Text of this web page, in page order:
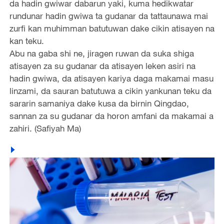
da hadin gwiwar dabarun yaki, kuma hedikwatar
rundunar hadin gwiwa ta gudanar da tattaunawa mai
zurfi kan muhimman batutuwan dake cikin atisayen na
kan teku.
Abu na gaba shi ne, jiragen ruwan da suka shiga
atisayen za su gudanar da atisayen leken asiri na
hadin gwiwa, da atisayen kariya daga makamai masu
linzami, da sauran batutuwa a cikin yankunan teku da
sararin samaniya dake kusa da birnin Qingdao,
sannan za su gudanar da horon amfani da makamai a
zahiri. (Safiyah Ma)